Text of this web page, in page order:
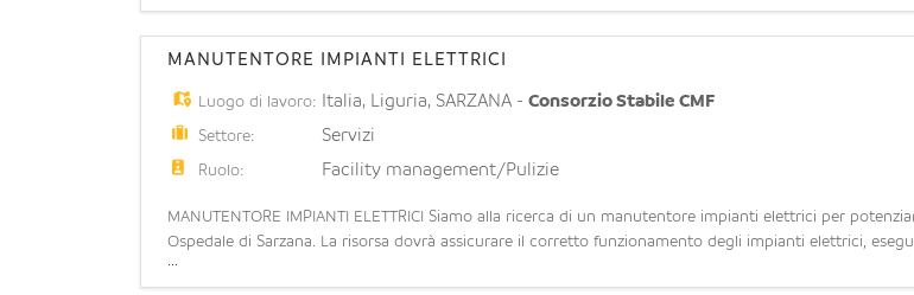
MANUTENTORE IMPIANTI ELETTRICI
Luogo di lavoro: Italia, Liguria, SARZANA -Consorzio Stabile CMF
Settore: Servizi
Ruolo: Facility management/Pulizie
MANUTENTORE IMPIANTI ELETTRICI Siamo alla ricerca di un manutentore impianti elettrici per
Ospedale di Sarzana. La risorsa dovrà assicurare il corretto funzionamento degli impianti elettrici,
straordinaria di impianti elettrici e apparecchiat
...